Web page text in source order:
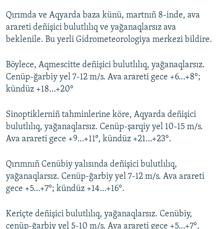
Qırımda ve Aqyarda baza künü, martnıñ 8-inde, ava
arareti deñişici bulutlılıq ve yağanaqlarsız ava
beklenile. Bu yerli Gidrometeorologiya merkezi bildire.
Böylece, Aqmescitte deñişici bulutlılıq, yağanaqlarsız.
Cenüp-ğarbiy yel 7-12 m/s. Ava arareti gece +6…+8°;
kündüz +18…+20°
Sinoptiklerniñ tahminlerine köre, Aqyarda deñişici
bulutlılıq, yağanaqlarsız. Cenüp-şarqiy yel 10-15 m/s.
Ava arareti gece +9…+11º, kündüz +21…+23°.
Qırımnıñ Cenübiy yalısında deñişici bulutlılıq,
yağanaqlarsız. Cenüp-ğarbiy yel 7-12 m/s. Ava arareti
gece +5…+7°; kündüz +14…+16°.
Keriçte deñişici bulutlılıq, yağanaqlarsız. Cenübiy,
cenüp-ğarbiy yel 5-10 m/s. Ava arareti gece +5…+7°,